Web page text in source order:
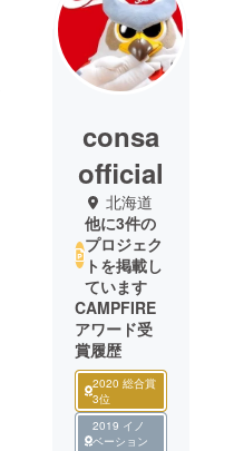
consa
official
北海道
他に3件の
プロジェク
トを掲載し
ています
CAMPFIRE
アワード受
賞履歴
2020 総合賞
3位
2019 イノ
ベーション